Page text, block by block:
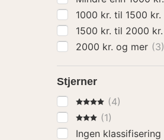
1000 kr. til 1500 kr.
1500 kr. til 2000 kr.
2000 kr. og mer (3)
Stjerner
4 Stjerner
(4)
3 Stjerner
(1)
Ingen klassifisering